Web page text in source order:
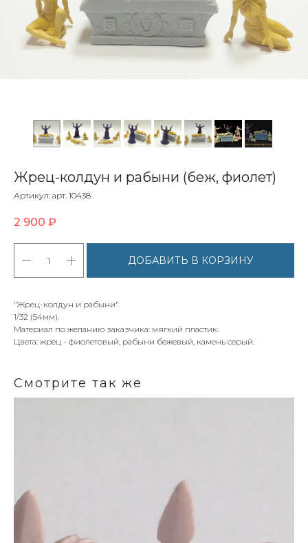
Жрец-колдун и рабыни (беж, фиолет)
Артикул: арт. 10438
2 900 ₽
ДОБАВИТЬ В КОРЗИНУ
"Жрец-колдун и рабыни".
1/32 (54мм).
Материал по желанию заказчика: мягкий пластик.
Цвета: жрец - фиолетовый, рабыни бежевый, камень серый.
Смотрите так же